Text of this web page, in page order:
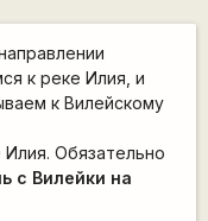
к реке Илия, и
к Вилейскому
Обязательно
с Вилейки на